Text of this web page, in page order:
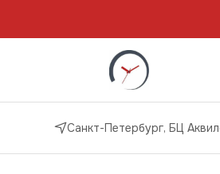
Санкт-Петербург, БЦ